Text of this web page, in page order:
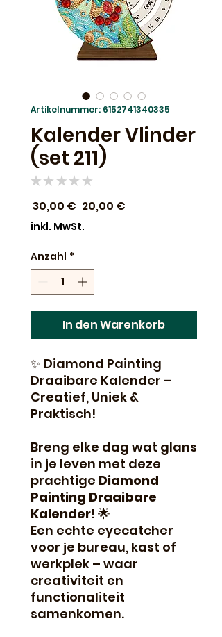
Artikelnummer: 6152741340335
Kalender Vlinder
(set 211)
★ ★ ★ ★ ★
30,00 € Standardpreis
20,00 €
inkl. MwSt.
Anzahl *
In den Warenkorb
✨ Diamond Painting
Draaibare Kalender –
Creatief, Uniek &
Praktisch!
Breng elke dag wat glans
in je leven met deze
prachtige Diamond
Painting Draaibare
Kalender! 🌟
Een echte eyecatcher
voor je bureau, kast of
werkplek – waar
creativiteit en
functionaliteit
samenkomen.